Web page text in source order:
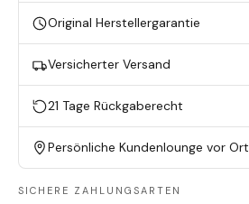
Original Herstellergarantie
Versicherter Versand
21 Tage Rückgaberecht
Persönliche Kundenlounge vor Ort
SICHERE ZAHLUNGSARTEN